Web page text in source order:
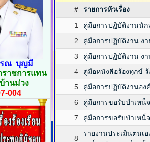
#
รายการหัวเรื่อง
1
คู่มือการปฏิบัติงานนั
2
คู่มือการปฏิบัติงาน ง
3
คู่มือการปฏิบัติงาน ง
4
คู่มือหนังสือร้องทุกข์
5
คู่มือการปฏิบัติงานอง
6
คู่มือการขอรับบำเหน็
7
คู่มือการขอรับบำเหน็
8
รายงานประเมินตนเ
รณ บุญมี
ราชการแทน
านม่วง
004